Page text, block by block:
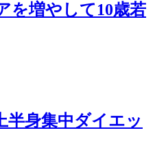
を増やして10歳若
半身集中ダイエッ